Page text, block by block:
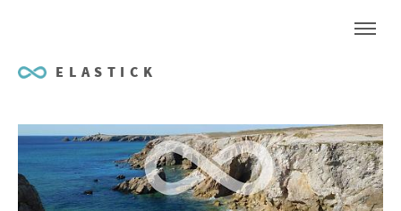
ELASTICK